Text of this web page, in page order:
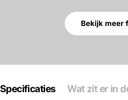
Bekijk meer
Specificaties Wat zit er in